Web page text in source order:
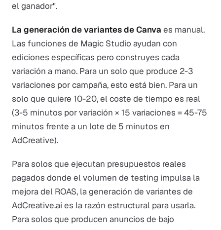
el ganador".
La generación de variantes de Canva es manual.
Las funciones de Magic Studio ayudan con
ediciones específicas pero construyes cada
variación a mano. Para un solo que produce 2-3
variaciones por campaña, esto está bien. Para un
solo que quiere 10-20, el coste de tiempo es real
(3-5 minutos por variación × 15 variaciones = 45-75
minutos frente a un lote de 5 minutos en
AdCreative).
Para solos que ejecutan presupuestos reales
pagados donde el volumen de testing impulsa la
mejora del ROAS, la generación de variantes de
AdCreative.ai es la razón estructural para usarla.
Para solos que producen anuncios de bajo